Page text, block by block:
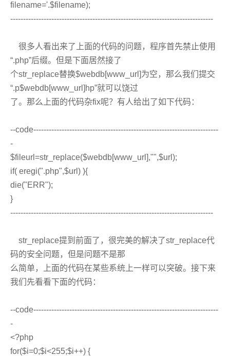
filename='.$filename);
-------------------------------------------------------------------------------
很多人看出来了上面的代码的问题，程序首先禁止使用
“.php”后缀。但是下面居然接了
个str_replace替换$webdb[www_url]为空，那么我们提交
“.p$webdb[www_url]hp”就可以饶过
了。那么上面的代码杂fix呢？有人给出了如下代码：
--code------------------------------------------------------------------------
-
$fileurl=str_replace($webdb[www_url],"",$url);
if( eregi(".php",$url) ){
die("ERR");
}
-------------------------------------------------------------------------------
str_replace提到前面了，很完美的解决了str_replace代
码的安全问题，但是问题不是那
么简单，上面的代码在某些系统上一样可以突破。接下来
我们先看看下面的代码：
--code------------------------------------------------------------------------
-
<?php
for($i=0;$i<255;$i++) {